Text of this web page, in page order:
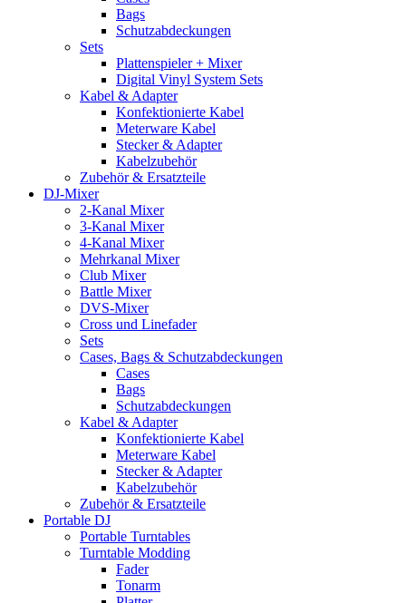
Bags
Schutzabdeckungen
Sets
Plattenspieler + Mixer
Digital Vinyl System Sets
Kabel & Adapter
Konfektionierte Kabel
Meterware Kabel
Stecker & Adapter
Kabelzubehör
Zubehör & Ersatzteile
DJ-Mixer
2-Kanal Mixer
3-Kanal Mixer
4-Kanal Mixer
Mehrkanal Mixer
Club Mixer
Battle Mixer
DVS-Mixer
Cross und Linefader
Sets
Cases, Bags & Schutzabdeckungen
Cases
Bags
Schutzabdeckungen
Kabel & Adapter
Konfektionierte Kabel
Meterware Kabel
Stecker & Adapter
Kabelzubehör
Zubehör & Ersatzteile
Portable DJ
Portable Turntables
Turntable Modding
Fader
Tonarm